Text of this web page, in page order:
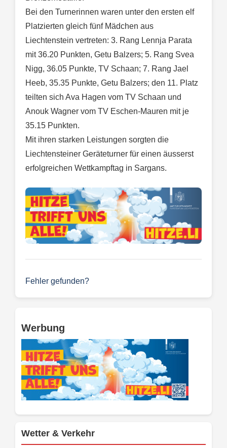
Bei den Turnerinnen waren unter den ersten elf
Platzierten gleich fünf Mädchen aus
Liechtenstein vertreten: 3. Rang Lennja Parata
mit 36.20 Punkten, Getu Balzers; 5. Rang Svea
Nigg, 36.05 Punkte, TV Schaan; 7. Rang Jael
Heeb, 35.35 Punkte, Getu Balzers; den 11. Platz
teilten sich Ava Hagen vom TV Schaan und
Anouk Wagner vom TV Eschen-Mauren mit je
35.15 Punkten.
Mit ihren starken Leistungen sorgten die
Liechtensteiner Geräteturner für einen äusserst
erfolgreichen Wettkampftag in Sargans.
Fehler gefunden?
Werbung
Wetter & Verkehr